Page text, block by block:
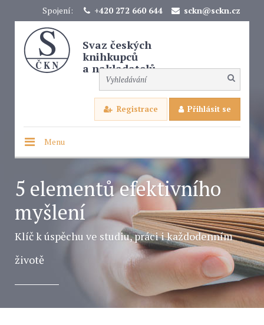
Spojení: +420 272 660 644 sckn@sckn.cz
Svaz českých
knihkupců
a nakladatelů
Registrace Přihlásit se
Menu
5 elementů efektivního
myšlení
Klíč k úspěchu ve studiu, práci i každodenním
životě